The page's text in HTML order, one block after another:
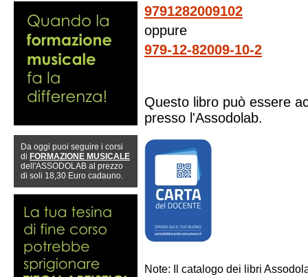
Da oggi puoi seguire i corsi
di FORMAZIONE MUSICALE
dell'ASSODOLAB al prezzo
di soli 18,30 Euro cadauno.
9791282009102
oppure
979-12-82009-10-2
Questo libro può essere
presso l'Assodolab.
Note: Il catalogo dei libri